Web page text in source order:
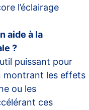
l’éclairage
aide à la
?
puissant pour
montrant les effets
ou les
ces